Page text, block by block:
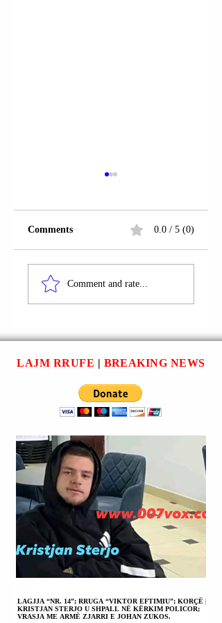
RRUGA
“KONFERENCA E
PENALISHT.
Comments 0.0 / 5 (0)
Comment and rate...
LAJM RRUFE | BREAKING NEWS
LAGJJA “NR. 14”; RRUGA “VIKTOR EFTIMIU”; KORÇË |
KRISTJAN STERJO U SHPALL NË KËRKIM POLICOR;
VRASJA ME ARMË ZJARRI E JOHAN ZUKOS.